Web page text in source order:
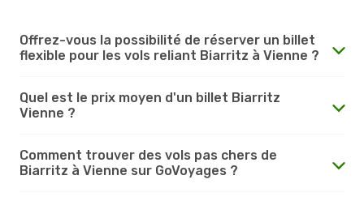
Offrez-vous la possibilité de réserver un billet
flexible pour les vols reliant Biarritz à Vienne ?
Quel est le prix moyen d'un billet Biarritz
Vienne ?
Comment trouver des vols pas chers de
Biarritz à Vienne sur GoVoyages ?